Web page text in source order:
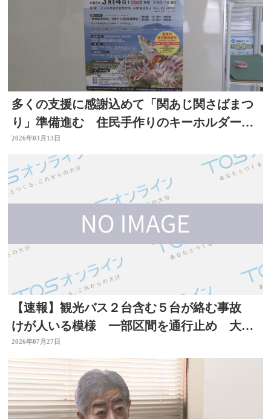
多くの支援に感謝込めて「関あじ関さばまつ
り」準備進む 住民手作りのキーホルダーも
無料配布 大分
2026年03月13日
【速報】観光バス２台含む５台が絡む事故
けが人いる模様 一部区間を通行止め 大分
自動車道
2026年07月27日